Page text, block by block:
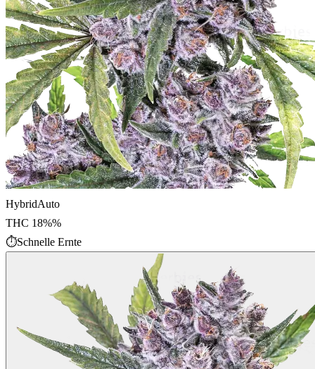
HybridAuto
THC 18%%
⏱Schnelle Ernte